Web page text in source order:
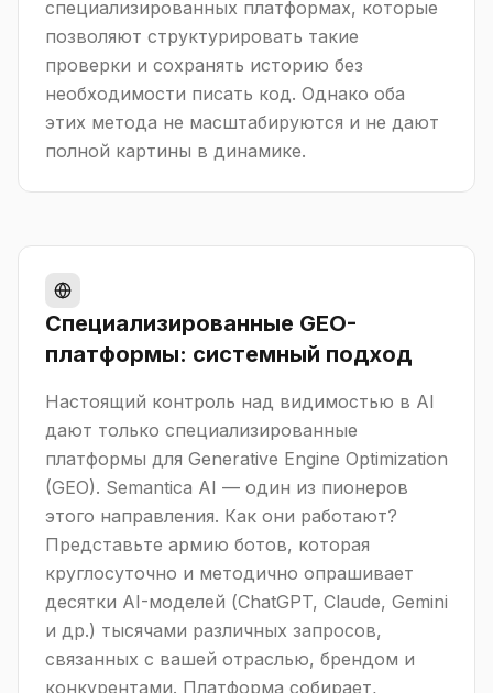
специализированных платформах, которые
позволяют структурировать такие
проверки и сохранять историю без
необходимости писать код. Однако оба
этих метода не масштабируются и не дают
полной картины в динамике.
Специализированные GEO-
платформы: системный подход
Настоящий контроль над видимостью в AI
дают только специализированные
платформы для Generative Engine Optimization
(GEO). Semantica AI — один из пионеров
этого направления. Как они работают?
Представьте армию ботов, которая
круглосуточно и методично опрашивает
десятки AI-моделей (ChatGPT, Claude, Gemini
и др.) тысячами различных запросов,
связанных с вашей отраслью, брендом и
конкурентами. Платформа собирает,